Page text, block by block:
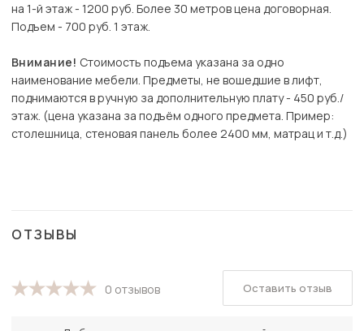
на 1-й этаж - 1200 руб. Более 30 метров цена договорная.
Подъем - 700 руб. 1 этаж.
Внимание! Стоимость подъема указана за одно
наименование мебели. Предметы, не вошедшие в лифт,
поднимаются в ручную за дополнительную плату - 450 руб./
этаж. (цена указана за подъём одного предмета. Пример:
столешница, стеновая панель более 2400 мм, матрац и т.д.)
ОТЗЫВЫ
0 отзывов Оставить отзыв